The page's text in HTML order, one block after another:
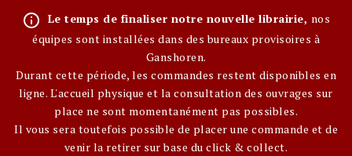
info_outline Le temps de finaliser notre nouvelle librairie, nos
équipes sont installées dans des bureaux provisoires à
Ganshoren.
Durant cette période, les commandes restent disponibles en
ligne. L'accueil physique et la consultation des ouvrages sur
place ne sont momentanément pas possibles.
Il vous sera toutefois possible de placer une commande et de
venir la retirer sur base du click & collect.